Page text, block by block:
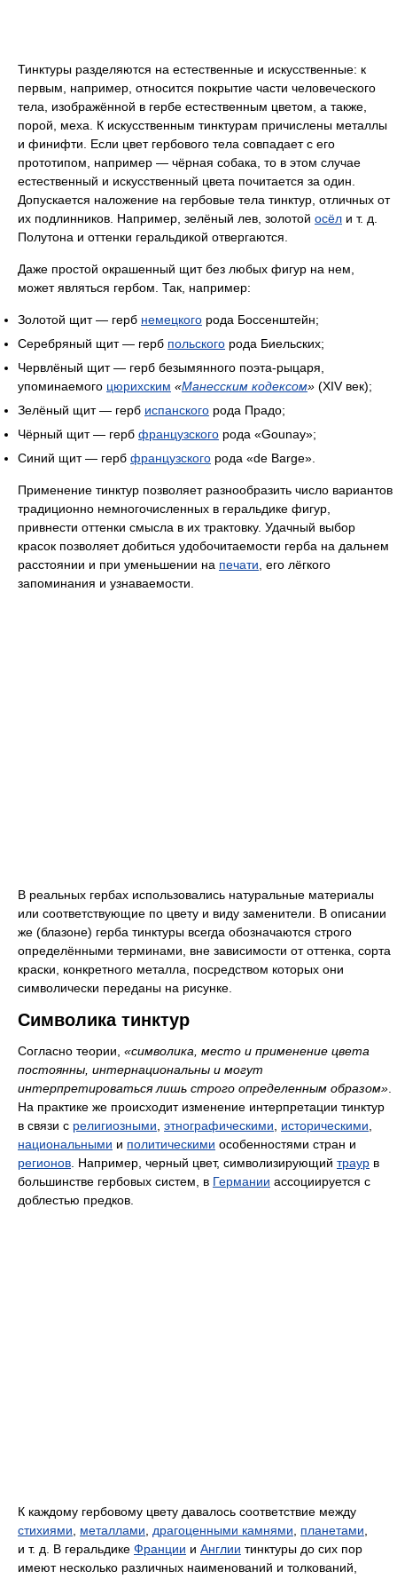
Тинктуры разделяются на естественные и искусственные: к
первым, например, относится покрытие части человеческого
тела, изображённой в гербе естественным цветом, а также,
порой, меха. К искусственным тинктурам причислены металлы
и финифти. Если цвет гербового тела совпадает с его
прототипом, например — чёрная собака, то в этом случае
естественный и искусственный цвета почитается за один.
Допускается наложение на гербовые тела тинктур, отличных от
их подлинников. Например, зелёный лев, золотой осёл и т. д.
Полутона и оттенки геральдикой отвергаются.
Даже простой окрашенный щит без любых фигур на нем,
может являться гербом. Так, например:
Золотой щит — герб немецкого рода Боссенштейн;
Серебряный щит — герб польского рода Биельских;
Червлёный щит — герб безымянного поэта-рыцаря,
упоминаемого цюрихским «Манесским кодексом» (XIV век);
Зелёный щит — герб испанского рода Прадо;
Чёрный щит — герб французского рода «Gounay»;
Синий щит — герб французского рода «de Barge».
Применение тинктур позволяет разнообразить число вариантов
традиционно немногочисленных в геральдике фигур,
привнести оттенки смысла в их трактовку. Удачный выбор
красок позволяет добиться удобочитаемости герба на дальнем
расстоянии и при уменьшении на печати , его лёгкого
запоминания и узнаваемости.
В реальных гербах использовались натуральные материалы
или соответствующие по цвету и виду заменители. В описании
же (блазоне) герба тинктуры всегда обозначаются строго
определёнными терминами, вне зависимости от оттенка, сорта
краски, конкретного металла, посредством которых они
символически переданы на рисунке.
Символика тинктур
Согласно теории, «символика, место и применение цвета
постоянны, интернациональны и могут
интерпретироваться лишь строго определенным образом»
На практике же происходит изменение интерпретации тинктур
в связи с религиозными этнографическими историческими
национальными и политическими особенностями стран и
регионов . Например, черный цвет, символизирующий траур в
большинстве гербовых систем, в Германии ассоциируется с
доблестью предков.
К каждому гербовому цвету давалось соответствие между
стихиями
металлами драгоценными камнями планетами
и т. д. В геральдике Франции и Англии тинктуры до сих пор
имеют несколько различных наименований и толкований,